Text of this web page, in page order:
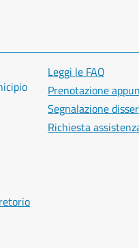
Leggi le FAQ
Prenotazione
Segnalazione
Richiesta